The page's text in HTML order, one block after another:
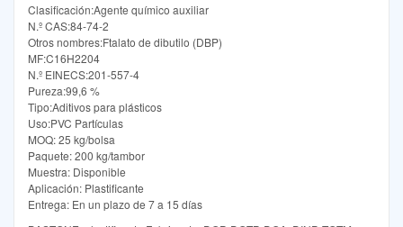
Clasificación:Agente químico auxiliar
N.º CAS:84-74-2
Otros nombres:Ftalato de dibutilo (DBP)
MF:C16H2204
N.º EINECS:201-557-4
Pureza:99,6 %
Tipo:Aditivos para plásticos
Uso:PVC Partículas
MOQ: 25 kg/bolsa
Paquete: 200 kg/tambor
Muestra: Disponible
Aplicación: Plastificante
Entrega: En un plazo de 7 a 15 días